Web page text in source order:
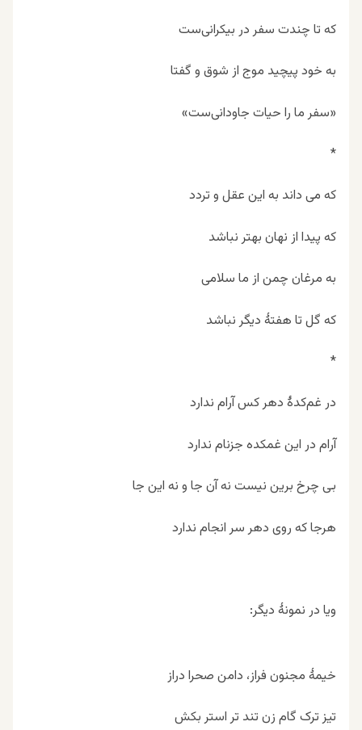
که تا چندت سفر در بیکرانی‌ست
به خود پیچید موج از شوق و گفتا
«سفر ما را حیات جاودانی‌ست»
*
که می داند به این عقل و تردد
که پیدا از نهان بهتر نباشد
به مرغان چمن از ما سلامی
که گل تا هفتۀ دیگر نباشد
*
در غم‌کدۀ دهر کس آرام ندارد
آرام در این غمکده جزنام ندارد
بی چرخ برین نیست نه آن جا و نه این جا
هرجا که روی دهر سر انجام ندارد
ویا در نمونۀ دیگر:
خیمۀ مجنون فراز، دامن صحرا دراز
تیز ترک گام زن تند تر استر بکش